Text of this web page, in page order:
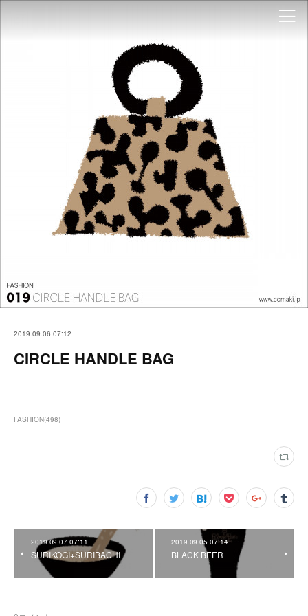
2019.09.06 07:12
CIRCLE HANDLE BAG
FASHION(498)
2019.09.07 07:11
SURIKOGI+SURIBACHI
2019.09.05 07:14
BLACK BEER